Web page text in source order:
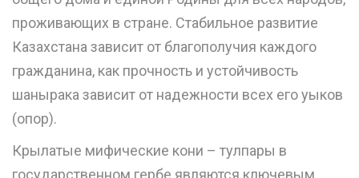
проживающих в стране. Стабильное развитие
Казахстана зависит от благополучия каждого
гражданина, как прочность и устойчивость
шанырака зависит от надежности всех его уыков
(опор).
Крылатые мифические кони – тулпары в
государственном гербе являются ключевым